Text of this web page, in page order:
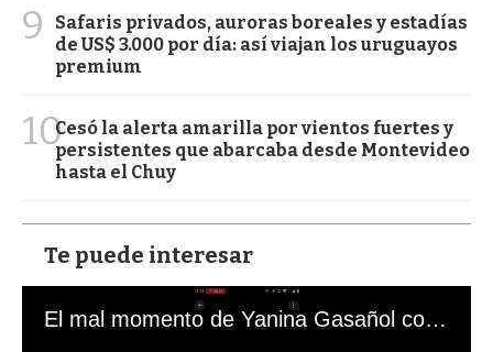
9
Safaris privados, auroras boreales y estadías
de US$ 3.000 por día: así viajan los uruguayos
premium
10Cesó la alerta amarilla por vientos fuertes y
persistentes que abarcaba desde Montevideo
hasta el Chuy
Te puede interesar
El mal momento de Yanina Gasañol con un hincha argentino en "Subrayado"